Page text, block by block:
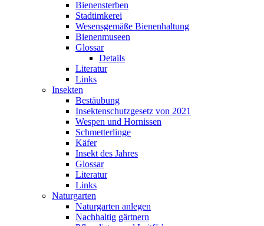
Bienensterben
Stadtimkerei
Wesensgemäße Bienenhaltung
Bienenmuseen
Glossar
Details
Literatur
Links
Insekten
Bestäubung
Insektenschutzgesetz von 2021
Wespen und Hornissen
Schmetterlinge
Käfer
Insekt des Jahres
Glossar
Literatur
Links
Naturgarten
Naturgarten anlegen
Nachhaltig gärtnern